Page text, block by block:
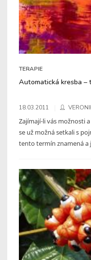
TERAPIE
Automatická kresba –
18.03.2011
Zajímají-li vás možnosti
se už možná setkali s
tento termín znamená a